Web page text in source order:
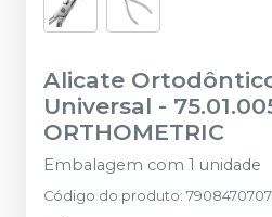
Alicate
Universal -
ORTHOMETRIC
Embalagem com 1 unidade
Código do produto: